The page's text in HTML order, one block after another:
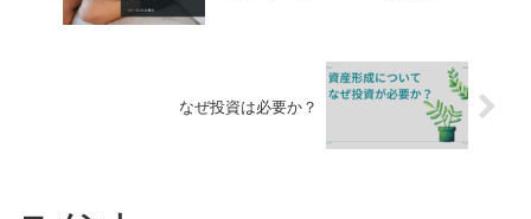
なぜ投資は必要か？